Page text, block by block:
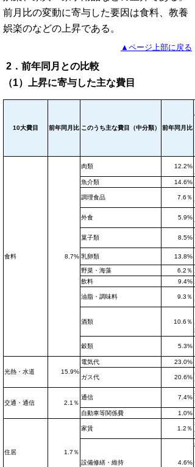
前月比の変動に寄与した要因は食料、教養
娯楽のなどの上昇である。
▲ページ上部に戻る
2．前年同月との比較
（1）上昇に寄与した主な費目
10大費目 前年同月比 このうち主な費目（中分類） 前年同月比
食料 8.7%
肉類 12.2%
魚介類
14.6%
調理食品 7.6％
外食 5.9%
菓子類 8.5%
乳卵類 13.8%
野菜・海藻 6.2％
飲料
9.4%
油脂・調味料 9.3％
酒類 10.6％
穀類 5.3%
光熱・水道 15.9%
電気代 23.0%
ガス代 20.6%
交通・通信 2.1％
通信 7.4%
自動車等関係費
1.0%
住居 1.7％
家賃 1.2％
設備修繕・維持 4.6%